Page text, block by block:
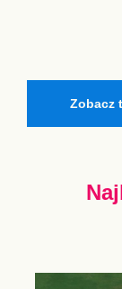
Zobacz